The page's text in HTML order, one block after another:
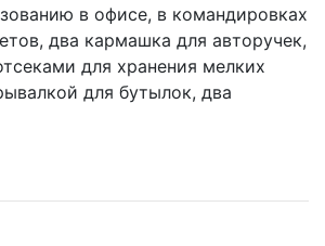
в офисе, в командировках
два кармашка для авторучек,
для хранения мелких
для бутылок, два